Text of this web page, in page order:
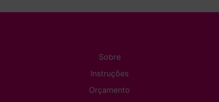
Sobre
Instruções
Orçamento